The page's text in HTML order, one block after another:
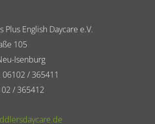
Plus English Daycare e.V.
105
Isenburg
06102 / 365411
/ 365412